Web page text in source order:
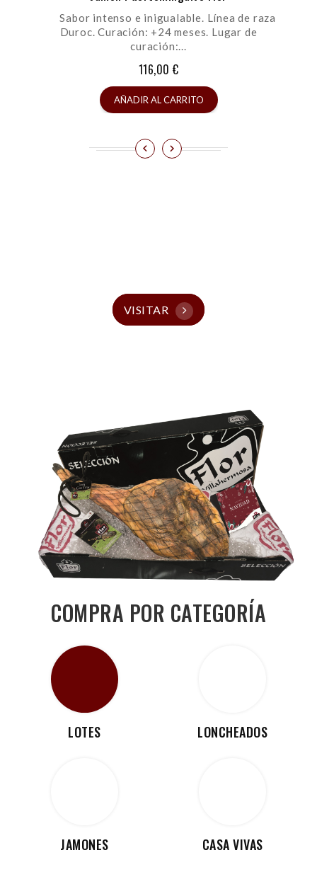
Sabor intenso e inigualable. Línea de raza
Duroc. Curación: +24 meses. Lugar de
curación:...
116,00 €
AÑADIR AL CARRITO
VISITAR
COMPRA POR CATEGORÍA
LOTES
JAMONES
LONCHEADOS
CASA VIVAS